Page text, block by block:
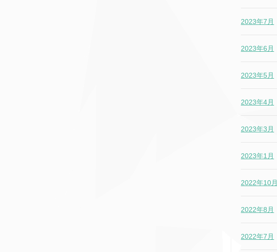
2023年7月
2023年6月
2023年5月
2023年4月
2023年3月
2023年1月
2022年10月
2022年8月
2022年7月